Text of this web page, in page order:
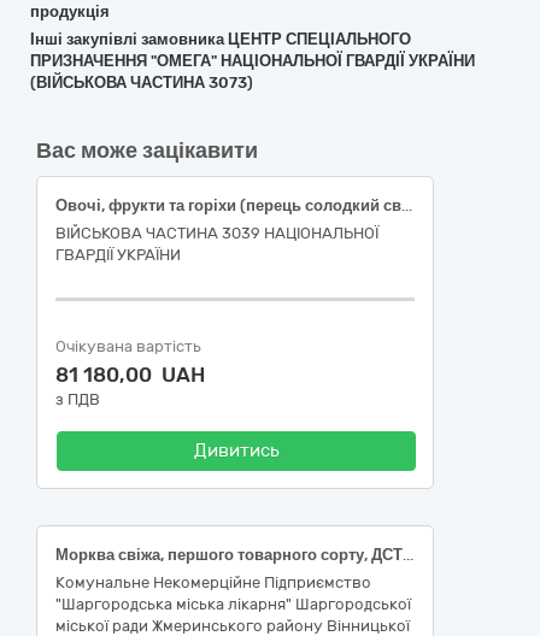
продукція
Інші закупівлі замовника ЦЕНТР СПЕЦІАЛЬНОГО
ПРИЗНАЧЕННЯ "ОМЕГА" НАЦІОНАЛЬНОЇ ГВАРДІЇ УКРАЇНИ
(ВІЙСЬКОВА ЧАСТИНА 3073)
Вас може зацікавити
Овочі, фрукти та горіхи (перець солодкий свіжий подовженої форми, огірки свіжі польові короткоплідні, помідори тепличні свіжі округлі, часник свіжий вищого товарного сорту)
ВІЙСЬКОВА ЧАСТИНА 3039 НАЦІОНАЛЬНОЇ
ГВАРДІЇ УКРАЇНИ
Очікувана вартість
81 180,00 UAH
з ПДВ
Дивитись
Морква свіжа, першого товарного сорту, ДСТУ 7035; Цибуля ріпчаста свіжа, вищого товарного сорту, від 5 см, ДСТУ 3234; Капуста білоголова свіжа, ранньостигла, ДСТУ 7037
Комунальне Некомерційне Підприємство
"Шаргородська міська лікарня" Шаргородської
міської ради Жмеринського району Вінницької